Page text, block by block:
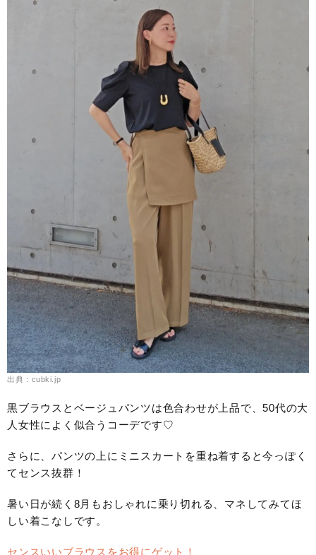
出典：cubki.jp
黒ブラウスとベージュパンツは色合わせが上品で、50代の大
人女性によく似合うコーデです♡
さらに、パンツの上にミニスカートを重ね着すると今っぽく
てセンス抜群！
暑い日が続く8月もおしゃれに乗り切れる、マネしてみてほ
しい着こなしです。
センスいいブラウスをお得にゲット！